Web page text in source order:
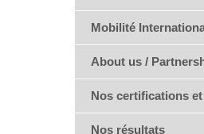
Mobilité
About us /
Nos certifications
Nos résultats